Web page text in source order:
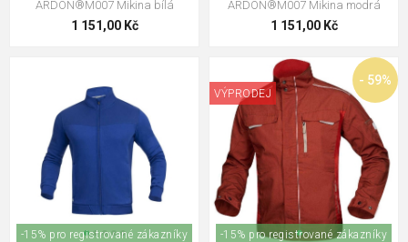
ARDON®M007 Mikina bílá
1 151,00 Kč
ARDON®M007 Mikina modrá
1 151,00 Kč
-15% pro registrované zákazníky
- 59%
-15% pro registrované zákazníky
VÝPRODEJ